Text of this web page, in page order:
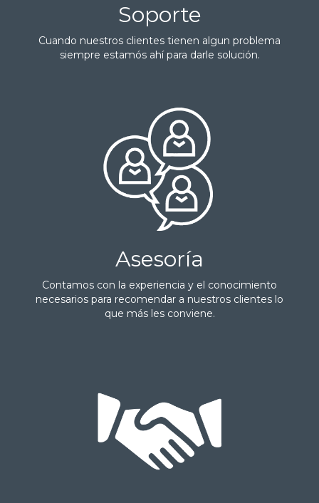
Soporte
Cuando nuestros clientes tienen algun problema
siempre estamós ahí para darle solución.
Asesoría
Contamos con la experiencia y el conocimiento
necesarios para recomendar a nuestros clientes lo
que más les conviene.